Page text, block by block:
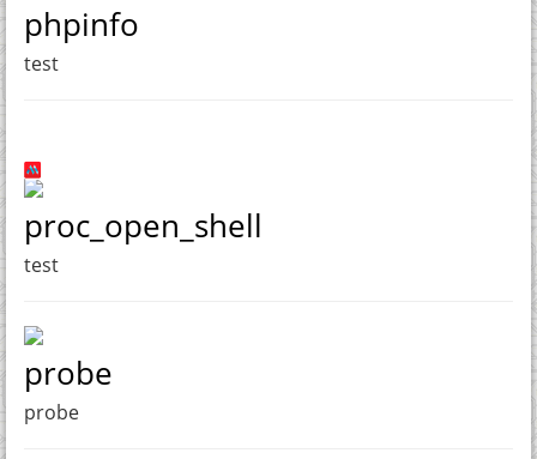
phpinfo
test
proc_open_shell
test
probe
probe